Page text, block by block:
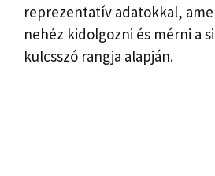
reprezentatív adatokkal,
nehéz kidolgozni és mérni a
kulcsszó rangja alapján.